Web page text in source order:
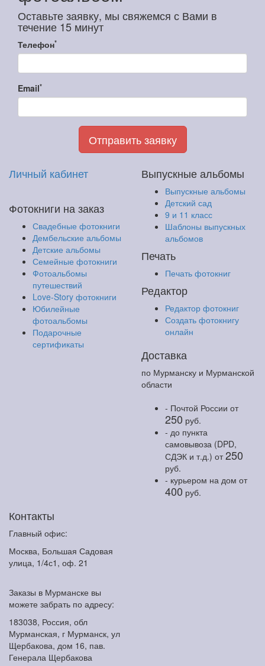
Оставьте заявку, мы свяжемся с Вами в
течение 15 минут
Телефон*
Email*
Отправить заявку
Личный кабинет
Фотокниги на заказ
Свадебные фотокниги
Дембельские альбомы
Детские альбомы
Семейные фотокниги
Фотоальбомы
путешествий
Love-Story фотокниги
Юбилейные
фотоальбомы
Подарочные
сертификаты
Выпускные альбомы
Выпускные альбомы
Детский сад
9 и 11 класс
Шаблоны выпускных
альбомов
Печать
Печать фотокниг
Редактор
Редактор фотокниг
Создать фотокнигу
онлайн
Доставка
по Мурманску и Мурманской
области
- Почтой России от
250 руб.
- до пункта
самовывоза (DPD,
СДЭК и т.д.) от250
руб.
- курьером на дом от
400 руб.
Контакты
Главный офис:
Москва, Большая Садовая
улица, 1/4с1, оф. 21
Заказы в Мурманске вы
можете забрать по адресу:
183038, Россия, обл
Мурманская, г Мурманск, ул
Щербакова, дом 16, пав.
Генерала Щербакова